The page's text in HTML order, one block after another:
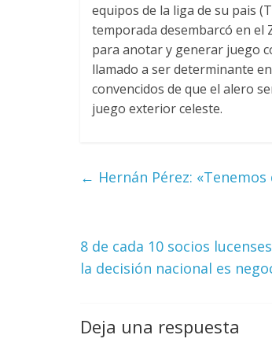
equipos de la liga de su pais
temporada desembarcó en el
para anotar y generar juego
llamado a ser determinante
convencidos de que el alero
juego exterior celeste.
← Hernán Pérez:
8 de cada 10 socios
la decisión nacional es
Deja una respuesta